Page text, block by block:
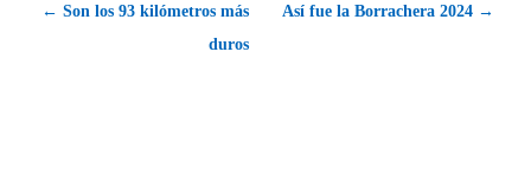
← Son los 93 kilómetros más
duros
Así fue la Borrachera 2024 →